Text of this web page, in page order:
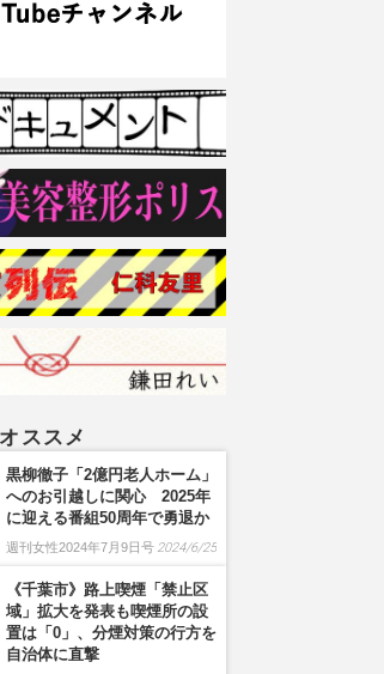
ススメ
黒柳徹子「2億円老人ホーム」
へのお引越しに関心 2025年
に迎える番組50周年で勇退か
週刊女性2024年7月9日号 2024/6/25
《千葉市》路上喫煙「禁止区
域」拡大を発表も喫煙所の設
置は「0」、分煙対策の行方を
自治体に直撃